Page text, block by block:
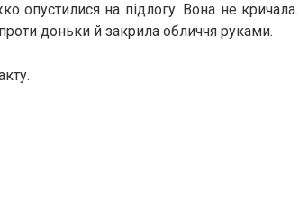
опустилися на підлогу. Вона не кричала.
доньки й закрила обличчя руками.